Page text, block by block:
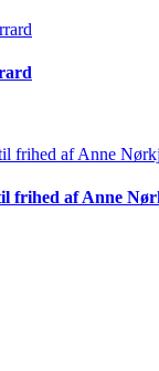
frihed af Anne